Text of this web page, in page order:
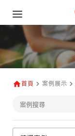
首頁 案例展示